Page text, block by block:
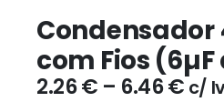
Condensador
com Fios (6µF
2.26€ – 6.46€ c/